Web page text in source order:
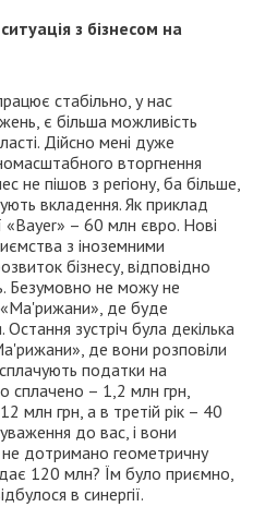
з бізнесом на
стабільно, у нас
є більша можливість
Дійсно мені дуже
вторгнення
не пішов з регіону, ба більше,
вкладення. Як приклад
«Bayer» – 60 млн євро. Нові
з іноземними
бізнесу, відповідно
Безумовно не можу не
«Ма'рижани», де буде
зустріч була декілька
де вони розповіли
податки на
сплачено – 1,2 млн грн,
млн грн, а в третій рік – 40
до вас, і вони
дотримано геометричну
120 млн? Їм було приємно,
в синергії.